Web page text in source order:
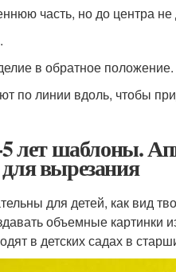
часть, но до центра не
в обратное положение.
по линии вдоль, чтобы
лет шаблоны.
вырезания
для детей, как вид
объемные картинки
в детских садах в